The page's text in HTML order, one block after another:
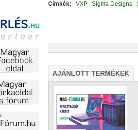
A TerraMaster-nél
F2-425 és F4-425
Címkék: VXP Sigma Designs
AJÁNLOTT TERMÉKEK